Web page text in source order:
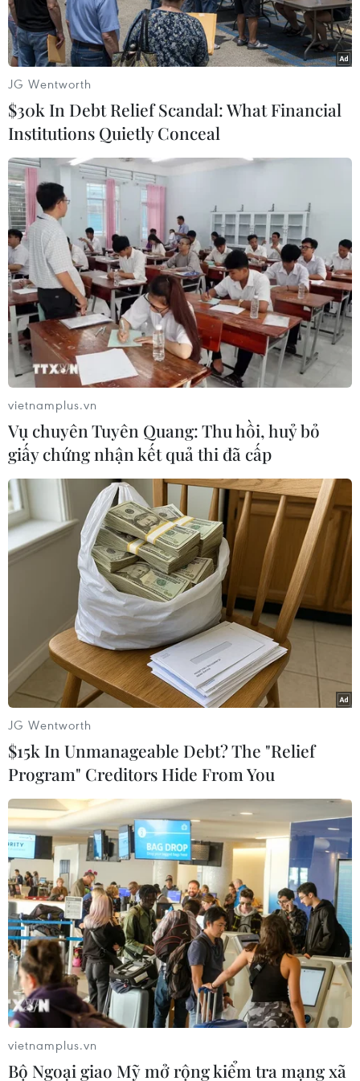
Phường Khương Đình có khoảng 4.000 thửa đất đã bị người
dân tự chuyển đổi mục đích sử dụng đất thành công trình từ
giai đoạn 1990-2014. (Ảnh Mạnh Khánh/TTXVN)
Ngôi nhà quây tôn vi phạm trật tự xây dựng đã được đưa vào
sử dụng. (Ảnh: Mạnh Khánh/TTXVN)
Nhiều chủ nhân đã tập kết vật liệu chờ cơ hội để xây dựng bên
trong nhà quây tôn. (Ảnh: Mạnh Khánh/TTXVN)
JG Wentworth
$30k In Debt Relief Scandal: What Financial
Institutions Quietly Conceal
vietnamplus.vn
Vụ chuyên Tuyên Quang: Thu hồi, huỷ bỏ
giấy chứng nhận kết quả thi đã cấp
JG Wentworth
$15k In Unmanageable Debt? The "Relief
Program" Creditors Hide From You
vietnamplus.vn
Bộ Ngoại giao Mỹ mở rộng kiểm tra mạng xã